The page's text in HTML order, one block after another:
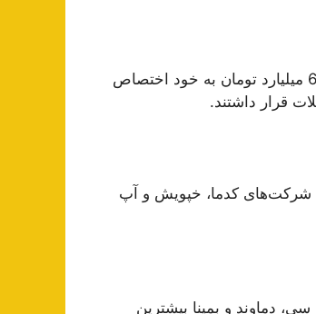
امروز گروه فلزات اساسی بیشترین ارزش معامله را با مبلغ 9 هزار و 683 میلیارد تومان به خود اختصاص
قرار داشتند.
شرکت‌های کدما، خپویش و آپ
دماوند و بمپنا بیشترین